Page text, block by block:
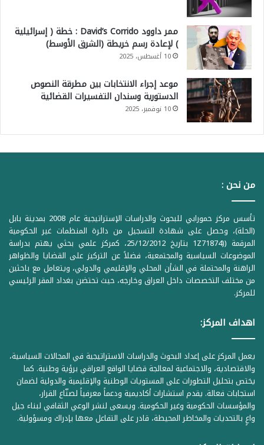
ممر داوود David’s Corrido : خطة ( إسرائيلية
) لإعادة رسم خريطة (الشرق الأوسط)
10 أغسطس، 2025
موعد إجراء الانتخابات بين مطرقة النصوص
الدستورية وسندان التفسيرات القضائية
10 نوفمبر، 2025
من نحن :
تأسس مركز حمورابي للبحوث والدراسات الإستراتيجية عام 2008 بمدينة بابل
(الحلة)، وحصل على شهادة التسجيل من دائرة المنظمات غير الحكومية
المرقمة ((1Z71874 بتاريخ 25/12/2012، كمركز علمي بحثي يهتم بدراسة
الموضوعات السياسية والمجتمعية، فضلاً عن التركيز على القضايا والظواهر
الراهنة والمحتملة في الشأن المحلي والإقليمي والدولي، ويتعامل مع باحثين
من مختلف التخصصات داخل العراق وخارجه، حيث تحتضن بغداد المقر الرئيسي
للمركز.
اهداف المركز:
يعمل المركز على إعداد البحوث والدراسات الاستراتيجية في المجالات السياسية،
والاقتصادية، والاجتماعية لمعالجة قضايا الواقع العراقي برؤية وطنية. كما
يختص بتحليل التطورات على المستويات الوطنية والإقليمية والدولية لضمان
استجابات فعالة. يقدم استشارات أكاديمية ودعماً معرفياً لصنّاع القرار،
والمؤسسات الحكومية وغير الحكومية. ويسعى لنشر الوعي الثقافي لبناء جيل
واعٍ بالتحديات والمخاطر المحيطة، قادر على التفاعل معها بإدراك ومسؤولية.